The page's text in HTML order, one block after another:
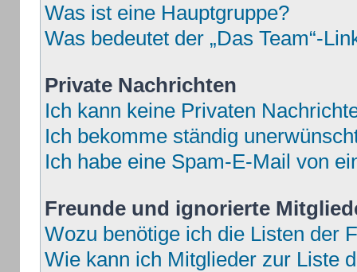
Was ist eine Hauptgruppe?
Was bedeutet der „Das Team“-
Private Nachrichten
Ich kann keine Privaten
Ich bekomme ständig
Ich habe eine Spam-E-Mail von
Freunde und ignorierte
Wozu benötige ich die Listen der
Wie kann ich Mitglieder zur Liste